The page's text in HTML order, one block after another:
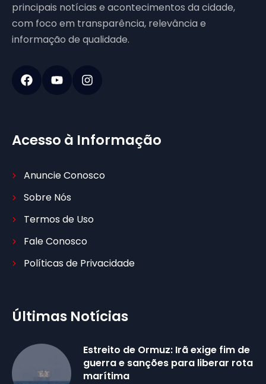
principais notícias e acontecimentos da cidade,
com foco em transparência, relevância e
informação de qualidade.
Acesso à Informação
Anuncie Conosco
Sobre Nós
Termos de Uso
Fale Conosco
Políticas de Privacidade
Últimas Notícias
Estreito de Ormuz: Irã exige fim de
guerra e sanções para liberar rota
marítima